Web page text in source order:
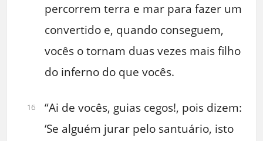
percorrem terra e mar para fazer um
convertido e, quando conseguem,
vocês o tornam duas vezes mais filho
do inferno do que vocês.
16
“Ai de vocês, guias cegos!, pois dizem:
‘Se alguém jurar pelo santuário, isto